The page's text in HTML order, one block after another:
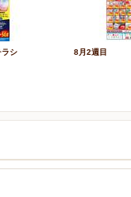
ラシ 8月2週目